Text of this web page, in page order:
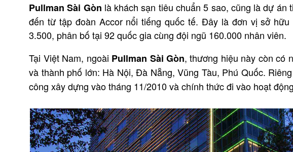
Pullman Sài Gòn là khách sạn tiêu chuẩn 5 sao, cũng là dự án
đến từ tập đoàn Accor nổi tiếng quốc tế. Đây là đơn vị sở
3.500, phân bố tại 92 quốc gia cùng đội ngũ 160.000 nhân viên.
Tại Việt Nam, ngoài Pullman Sài Gòn, thương hiệu này còn có
và thành phố lớn: Hà Nội, Đà Nẵng, Vũng Tàu, Phú Quốc. Riêng
công xây dựng vào tháng 11/2010 và chính thức đi vào hoạt